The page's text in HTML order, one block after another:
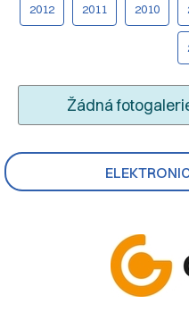
2012 2011 2010
Žádná